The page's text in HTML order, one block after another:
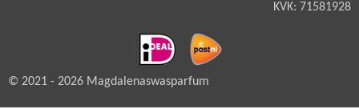
KVK: 71581928
© 2021 - 2026 Magdalenaswasparfum